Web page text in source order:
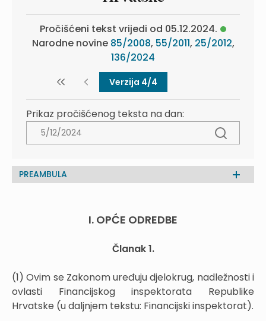
Pročišćeni tekst vrijedi od 05.12.2024.
Narodne novine 85/2008, 55/2011, 25/2012,
136/2024
Verzija 4/4
Prikaz pročišćenog teksta na dan:
PREAMBULA
I. OPĆE ODREDBE
Članak 1.
(1) Ovim se Zakonom uređuju djelokrug, nadležnosti i
ovlasti Financijskog inspektorata Republike
Hrvatske (u daljnjem tekstu: Financijski inspektorat).